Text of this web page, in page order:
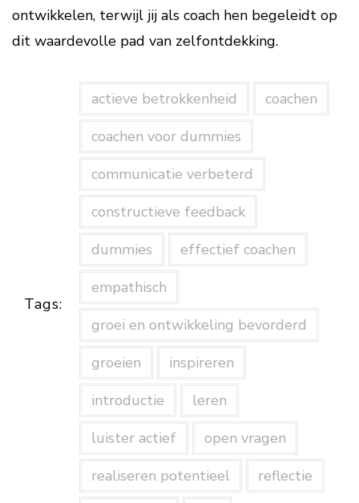
ontwikkelen, terwijl jij als coach hen begeleidt op
dit waardevolle pad van zelfontdekking.
Tags:
actieve betrokkenheid
coachen
coachen voor dummies
communicatie verbeterd
constructieve feedback
dummies
effectief coachen
empathisch
groei en ontwikkeling bevorderd
groeien
inspireren
introductie
leren
luister actief
open vragen
realiseren potentieel
reflectie